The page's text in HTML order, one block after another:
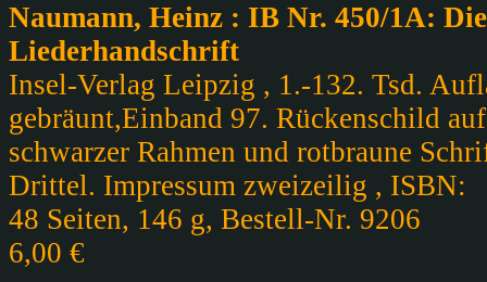
Naumann, Heinz : IB Nr. 450/1A:
Liederhandschrift
Insel-Verlag Leipzig , 1.-132. Tsd.
gebräunt,Einband 97. Rückenschild
schwarzer Rahmen und rotbraune
Drittel. Impressum zweizeilig , ISBN:
48 Seiten, 146 g, Bestell-Nr. 9206
6,00 €